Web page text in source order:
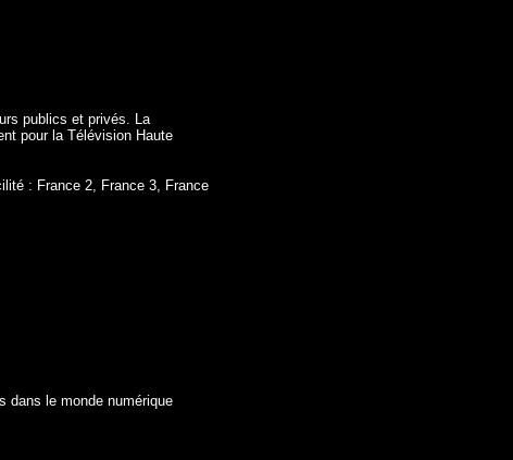
publics et privés. La
pour la Télévision Haute
: France 2, France 3, France
dans le monde numérique